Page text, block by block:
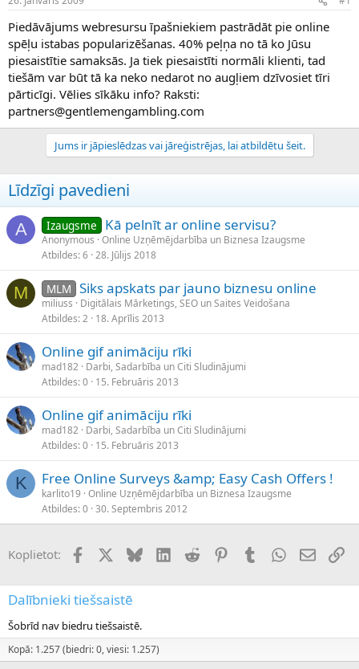
n
u
z
s
ā
c
ē
a
u
m
s
Piedāvājums webresursu īpašniekiem pastrādāt pie online
spēļu istabas popularizēšanas. 40% peļņa no tā ko Jūsu
piesaistītie samaksās. Ja tiek piesaistīti normāli klienti, tad
tiešām var būt tā ka neko nedarot no augļiem dzīvosiet tīri
pārticīgi. Vēlies sīkāku info? Raksti:
partners@gentlemengambling.com
Jums ir jāpieslēdzas vai jāreģistrējas, lai atbildētu šeit.
Līdzīgi pavedieni
A Izaugsme Kā pelnīt ar online servisu?
Anonymous Online Uzņēmējdarbība un Biznesa Izaugsme
Atbildes 6 28. Jūlijs 2018
M MLM Siks apskats par jauno biznesu online
miliuss
Digitālais Mārketings, SEO un Saites Veidošana
Atbildes 2 18. Aprīlis 2013
Online gif animāciju rīki
mad182 Darbi, Sadarbība un Citi Sludinājumi
Atbildes 0 15. Februāris 2013
Online gif animāciju rīki
mad182 Darbi, Sadarbība un Citi Sludinājumi
Atbildes 0 15. Februāris 2013
K Free Online Surveys &amp; Easy Cash Offers !
karlito19 Online Uzņēmējdarbība un Biznesa Izaugsme
Atbildes 0 30. Septembris 2012
Koplietot: FacebookX (Twitter)
BlueskyLinkedInReddit PinterestTumblrWhatsApp
E-pasts
Dalībnieki tiešsaistē
Šobrīd nav biedru tiešsaistē.
Kopā: 1.257 (biedri: 0, viesi: 1.257)